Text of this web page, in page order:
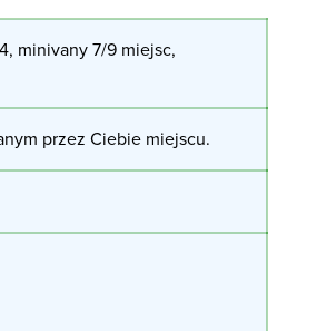
minivany 7/9 miejsc,
przez Ciebie miejscu.